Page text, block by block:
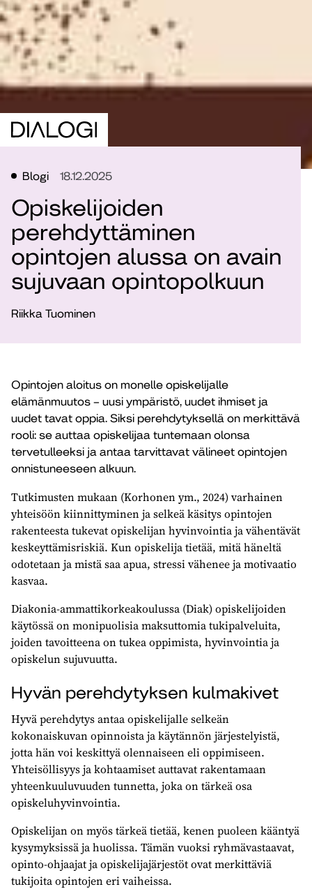
Blogi 18.12.2025
Opiskelijoiden
perehdyttäminen
opintojen alussa on avain
sujuvaan opintopolkuun
Riikka Tuominen
Opintojen aloitus on monelle opiskelijalle
elämänmuutos – uusi ympäristö, uudet ihmiset ja
uudet tavat oppia. Siksi perehdytyksellä on merkittävä
rooli: se auttaa opiskelijaa tuntemaan olonsa
tervetulleeksi ja antaa tarvittavat välineet opintojen
onnistuneeseen alkuun.
Tutkimusten mukaan (Korhonen ym., 2024) varhainen
yhteisöön kiinnittyminen ja selkeä käsitys opintojen
rakenteesta tukevat opiskelijan hyvinvointia ja vähentävät
keskeyttämisriskiä. Kun opiskelija tietää, mitä häneltä
odotetaan ja mistä saa apua, stressi vähenee ja motivaatio
kasvaa.
Diakonia-ammattikorkeakoulussa (Diak) opiskelijoiden
käytössä on monipuolisia maksuttomia tukipalveluita,
joiden tavoitteena on tukea oppimista, hyvinvointia ja
opiskelun sujuvuutta.
Hyvän perehdytyksen kulmakivet
Hyvä perehdytys antaa opiskelijalle selkeän
kokonaiskuvan opinnoista ja käytännön järjestelyistä,
jotta hän voi keskittyä olennaiseen eli oppimiseen.
Yhteisöllisyys ja kohtaamiset auttavat rakentamaan
yhteenkuuluvuuden tunnetta, joka on tärkeä osa
opiskeluhyvinvointia.
Opiskelijan on myös tärkeä tietää, kenen puoleen kääntyä
kysymyksissä ja huolissa. Tämän vuoksi ryhmävastaavat,
opinto-ohjaajat ja opiskelijajärjestöt ovat merkittäviä
tukijoita opintojen eri vaiheissa.